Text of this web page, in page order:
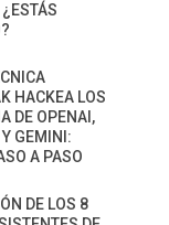
HACKEA LOS
DE OPENAI,
GEMINI:
A PASO
DE LOS 8